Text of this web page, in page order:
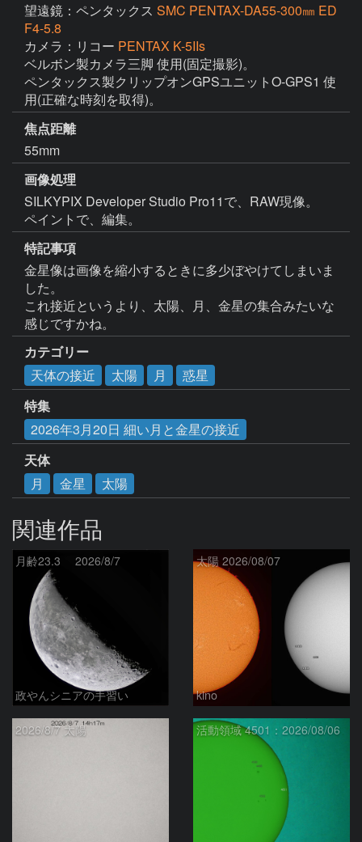
望遠鏡：ペンタックス SMC PENTAX-DA55-300㎜ ED
F4-5.8
カメラ：リコー PENTAX K-5IIs
ベルボン製カメラ三脚 使用(固定撮影)。
ペンタックス製クリップオンGPSユニットO-GPS1 使
用(正確な時刻を取得)。
焦点距離
55mm
画像処理
SILKYPIX Developer Studio Pro11で、RAW現像。
ペイントで、編集。
特記事項
金星像は画像を縮小するときに多少ぼやけてしまいま
した。
これ接近というより、太陽、月、金星の集合みたいな
感じですかね。
カテゴリー
天体の接近
太陽 月
惑星
特集
2026年3月20日 細い月と金星の接近
天体
月
金星 太陽
関連作品
月齢23.3 2026/8/7
政やんシニアの手習い
太陽 2026/08/07
kino
2026/8/7 太陽 活動領域 4501：2026/08/06